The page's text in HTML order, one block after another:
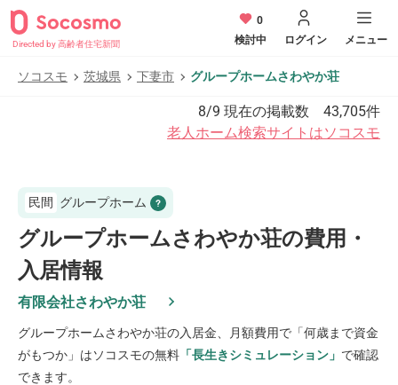
Directed by 高齢者住宅新聞
0
検討中
ログイン メニュー
ソコスモ 茨城県 下妻市 グループホームさわやか荘
8/9 現在の掲載数 43,705件
老人ホーム検索サイトはソコスモ
民間 グループホーム
グループホームさわやか荘の費用・
入居情報
有限会社さわやか荘
グループホームさわやか荘の入居金、月額費用で「何歳まで資金
がもつか」はソコスモの無料 「長生きシミュレーション」 で確認
できます。